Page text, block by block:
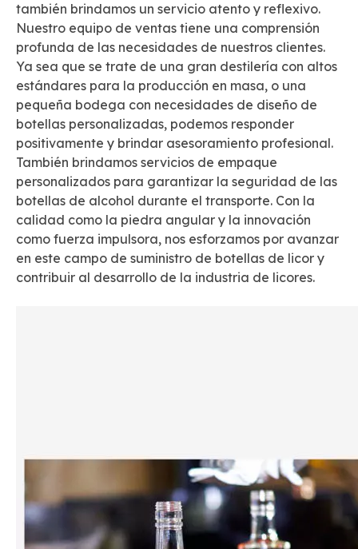
también brindamos un servicio atento y reflexivo.
Nuestro equipo de ventas tiene una comprensión
profunda de las necesidades de nuestros clientes.
Ya sea que se trate de una gran destilería con altos
estándares para la producción en masa, o una
pequeña bodega con necesidades de diseño de
botellas personalizadas, podemos responder
positivamente y brindar asesoramiento profesional.
También brindamos servicios de empaque
personalizados para garantizar la seguridad de las
botellas de alcohol durante el transporte. Con la
calidad como la piedra angular y la innovación
como fuerza impulsora, nos esforzamos por avanzar
en este campo de suministro de botellas de licor y
contribuir al desarrollo de la industria de licores.